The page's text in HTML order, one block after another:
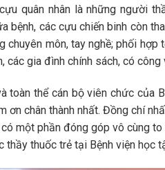
quân nhân là những người
bệnh, các cựu chiến binh còn
chuyên môn, tay nghề; phối
các gia đình chính sách, có
toàn thể cán bộ viên chức của
ơn chân thành nhất. Đồng chí
một phần đóng góp vô cùng
thầy thuốc trẻ tại Bệnh viện học